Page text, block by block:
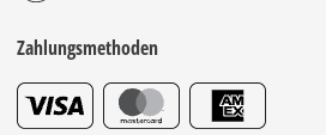
Zahlungsmethoden